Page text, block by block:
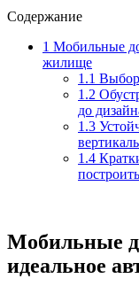
Содержание
1 Мобильные
жилище
1.1 Выбор
1.2
до
1.3
1.4
Мобильные
идеальное